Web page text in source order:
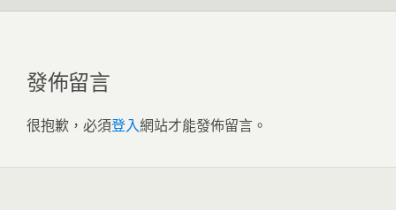
發佈留言
很抱歉，必須登入網站才能發佈留言。